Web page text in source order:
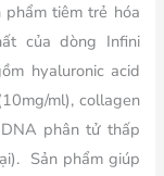
phẩm tiêm trẻ hóa
của dòng Infini
hyaluronic acid
ml), collagen
phân tử thấp
Sản phẩm giúp